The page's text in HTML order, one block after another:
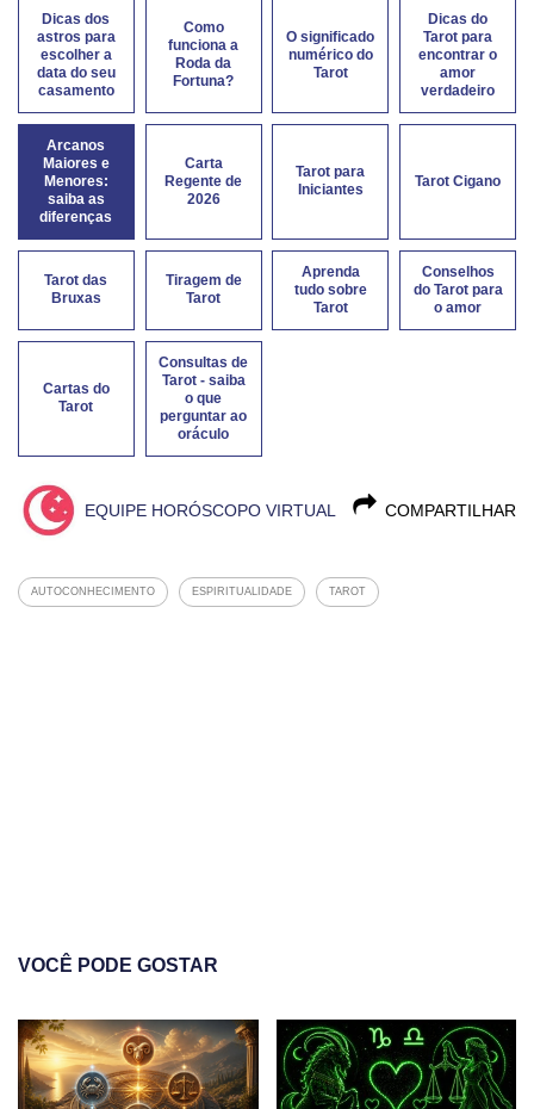
Dicas dos
astros para
escolher a
data do seu
casamento
Como
funciona a
Roda da
Fortuna?
O significado
numérico do
Tarot
Dicas do
Tarot para
encontrar o
amor
verdadeiro
Arcanos
Maiores e
Menores:
saiba as
diferenças
Carta
Regente de
2026
Tarot para
Iniciantes
Tarot Cigano
Tarot das
Bruxas
Tiragem de
Tarot
Aprenda
tudo sobre
Tarot
Conselhos
do Tarot para
o amor
Cartas do
Tarot
Consultas de
Tarot - saiba
o que
perguntar ao
oráculo
COMPARTILHAR
EQUIPE HORÓSCOPO VIRTUAL
AUTOCONHECIMENTO ESPIRITUALIDADE TAROT
VOCÊ PODE GOSTAR